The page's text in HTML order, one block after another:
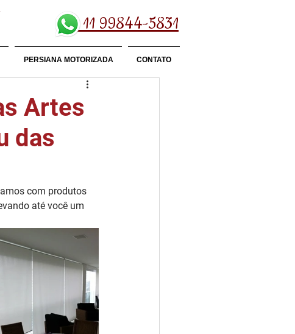
11 99844-5831
PERSIANA MOTORIZADA CONTATO
Artes
das
com produtos
até você um